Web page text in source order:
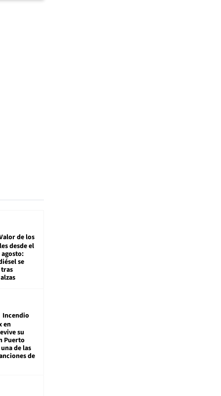
de los
desde el
agosto:
se
Incendio
en
su
Puerto
de las
de